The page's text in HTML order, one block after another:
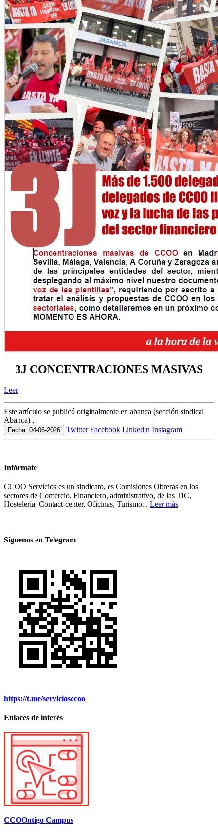
3J CONCENTRACIONES MASIVAS
Leer
Este artículo se publicó originalmente en abanca (sección sindical
Abanca) ,
Fecha: 04-06-2026 Twitter Facebook Linkedin Instagram
Infórmate
CCOO Servicios es un sindicato, es Comisiones Obreras en los
sectores de Comercio, Financiero, administrativo, de las TIC,
Hostelería, Contact-center, Oficinas, Turismo... Leer más
Síguenos en Telegram
https://t.me/serviciosccoo
Enlaces de interés
CCOOntigo Campus